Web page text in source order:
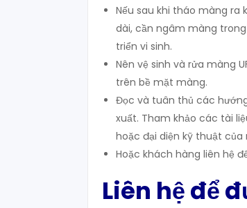
Nếu sau khi tháo màng ra
dài, cần ngâm màng
triển vi sinh.
Nên vệ sinh và rửa màng
trên bề mặt màng.
Đọc và tuân thủ các
xuất. Tham khảo các tài
hoặc đại diện kỹ thuật của
Hoặc khách hàng liên hệ
Liên hệ để